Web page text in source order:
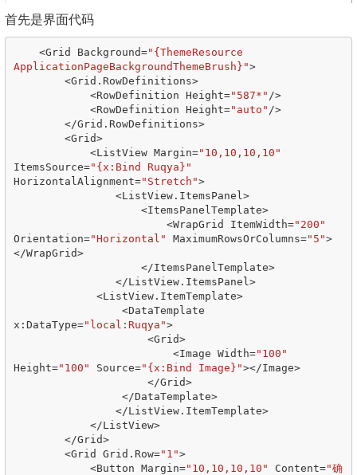
首先是界面代码
<Grid Background="{ThemeResource
ApplicationPageBackgroundThemeBrush}">
<Grid . RowDefinitions>
<RowDefinition Height="587*" />
<RowDefinition Height="auto" />
</Grid . RowDefinitions>
<Grid>
<ListView Margin="10,10,10,10"
ItemsSource="{x:Bind Ruqya}"
HorizontalAlignment="Stretch">
<ListView. ItemsPanel >
<ItemsPanelTemplate>
<WrapGrid ItemWidth="200"
Orientation="Horizontal" MaximumRowsOrColumns="5">
</WrapGrid>
</ItemsPanelTemplate>
</ListView. ItemsPanel >
<ListView. ItemTemplate>
<DataTemplate
x : DataType="local:Ruqya">
<Grid>
<Image Width="100"
Height="100" Source="{x:Bind Image}"></Image>
</Grid>
</DataTemplate>
</ListView. ItemTemplate>
</ListView>
</Grid>
<Grid Grid . Row="1">
<Button Margin="10,10,10,10" Content="确